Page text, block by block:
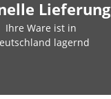
Lieferung
Ihre Ware ist in
lagernd